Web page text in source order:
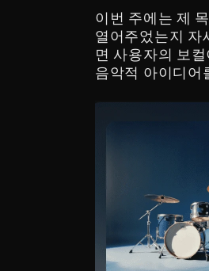
이번 주에는 제
열어주었는지 자
면 사용자의 보
음악적 아이디어